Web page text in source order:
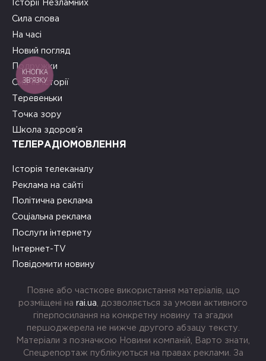
Історії Незламних
Сила слова
На часі
Новий погляд
Подружки
Смачні історії
Теревеньки
Точка зору
Школа здоров’я
ТЕЛЕРАДІОМОВЛЕННЯ
Історія телеканалу
Реклама на сайті
Політична реклама
Соціальна реклама
Послуги інтернету
Інтернет-TV
Повідомити новину
Повне або часткове використання матеріалів, що
розміщені на rai.ua , дозволяється за умови активного
гіперпосилання на конкретну новину та згадки
першоджерела не нижче другого абзацу тексту.
Матеріали з позначкою Новини компаній, Варто знати,
Спецрепортаж публікуються на правах реклами. За
КНОПКА
ЗВ'ЯЗКУ